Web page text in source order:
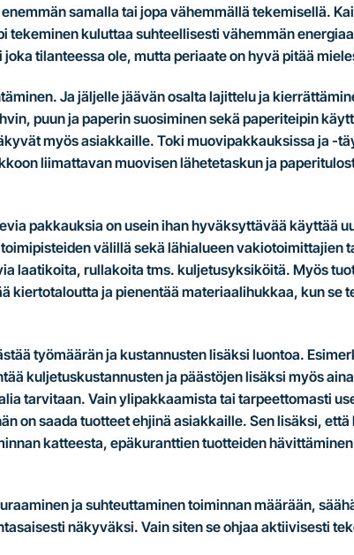
samalla tai jopa vähemmällä tekemisellä.
tekeminen kuluttaa suhteellisesti vähemmän
tilanteessa ole, mutta periaate on hyvä pitää
Ja jäljelle jäävän osalta lajittelu ja
puun ja paperin suosiminen sekä paperiteipin
myös asiakkaille. Toki muovipakkauksissa ja -
liimattavan muovisen lähetetaskun ja
pakkauksia on usein ihan hyväksyttävää käyttää
välillä sekä lähialueen vakiotoimittajien
laatikoita, rullakoita tms. kuljetusyksiköitä. Myös
kiertotaloutta ja pienentää materiaalihukkaa, kun se
työmäärän ja kustannusten lisäksi luontoa.
kuljetuskustannusten ja päästöjen lisäksi myös
tarvitaan. Vain ylipakkaamista tai tarpeettomasti
on saada tuotteet ehjinä asiakkaille. Sen lisäksi,
katteesta, epäkuranttien tuotteiden
ja suhteuttaminen toiminnan määrään,
näkyväksi. Vain siten se ohjaa aktiivisesti